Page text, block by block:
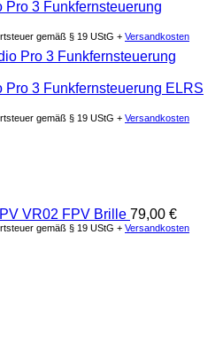
Pro 3 Funkfernsteuerung
gemäß § 19 UStG + Versandkosten
Pro 3 Funkfernsteuerung ELRS
gemäß § 19 UStG + Versandkosten
VR02 FPV Brille 79,00 €
gemäß § 19 UStG + Versandkosten